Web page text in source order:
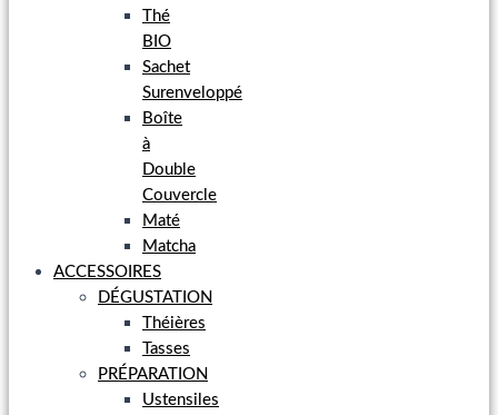
Thé
BIO
Sachet
Surenveloppé
Boîte
à
Double
Couvercle
Maté
Matcha
ACCESSOIRES
DÉGUSTATION
Théières
Tasses
PRÉPARATION
Ustensiles